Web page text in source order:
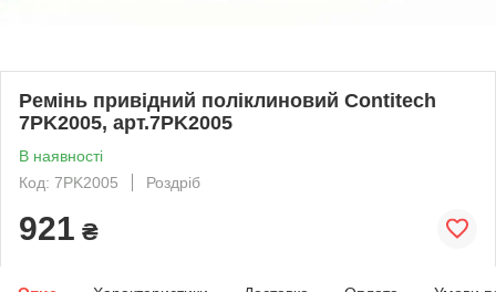
Ремінь привідний поліклиновий Contitech
7PK2005, арт.7PK2005
В наявності
Код: 7PK2005
Роздріб
921 ₴